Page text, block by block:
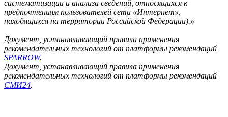
систематизации и анализа сведений, относящихся к
предпочтениям пользователей сети «Интернет»,
находящихся на территории Российской Федерации).»
Документ, устанавливающий правила применения
рекомендательных технологий от платформы рекомендаций
SPARROW.
Документ, устанавливающий правила применения
рекомендательных технологий от платформы рекомендаций
СМИ24.